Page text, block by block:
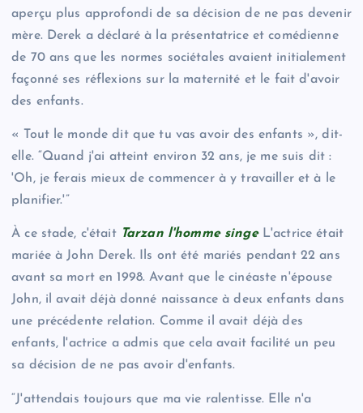
aperçu plus approfondi de sa décision de ne pas devenir
mère. Derek a déclaré à la présentatrice et comédienne
de 70 ans que les normes sociétales avaient initialement
façonné ses réflexions sur la maternité et le fait d'avoir
des enfants.
« Tout le monde dit que tu vas avoir des enfants », dit-
elle. “Quand j'ai atteint environ 32 ans, je me suis dit :
'Oh, je ferais mieux de commencer à y travailler et à le
planifier.'”
À ce stade, c'était Tarzan l'homme singeL'actrice était
mariée à John Derek. Ils ont été mariés pendant 22 ans
avant sa mort en 1998. Avant que le cinéaste n'épouse
John, il avait déjà donné naissance à deux enfants dans
une précédente relation. Comme il avait déjà des
enfants, l'actrice a admis que cela avait facilité un peu
sa décision de ne pas avoir d'enfants.
“J'attendais toujours que ma vie ralentisse. Elle n'a